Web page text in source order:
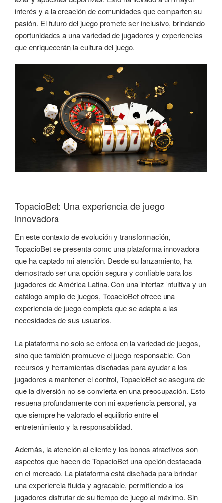
interés y a la creación de comunidades que comparten su
pasión. El futuro del juego promete ser inclusivo, brindando
oportunidades a una variedad de jugadores y experiencias
que enriquecerán la cultura del juego.
TopacioBet: Una experiencia de juego
innovadora
En este contexto de evolución y transformación,
TopacioBet se presenta como una plataforma innovadora
que ha captado mi atención. Desde su lanzamiento, ha
demostrado ser una opción segura y confiable para los
jugadores de América Latina. Con una interfaz intuitiva y un
catálogo amplio de juegos, TopacioBet ofrece una
experiencia de juego completa que se adapta a las
necesidades de sus usuarios.
La plataforma no solo se enfoca en la variedad de juegos,
sino que también promueve el juego responsable. Con
recursos y herramientas diseñadas para ayudar a los
jugadores a mantener el control, TopacioBet se asegura de
que la diversión no se convierta en una preocupación. Esto
resuena profundamente con mi experiencia personal, ya
que siempre he valorado el equilibrio entre el
entretenimiento y la responsabilidad.
Además, la atención al cliente y los bonos atractivos son
aspectos que hacen de TopacioBet una opción destacada
en el mercado. La plataforma está diseñada para brindar
una experiencia fluida y agradable, permitiendo a los
jugadores disfrutar de su tiempo de juego al máximo. Sin